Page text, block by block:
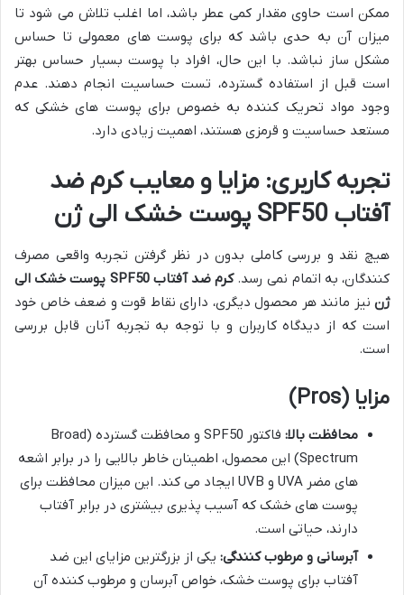
ممکن است حاوی مقدار کمی عطر باشد، اما اغلب تلاش می شود تا
میزان آن به حدی باشد که برای پوست های معمولی تا حساس
مشکل ساز نباشد. با این حال، افراد با پوست بسیار حساس بهتر
است قبل از استفاده گسترده، تست حساسیت انجام دهند. عدم
وجود مواد تحریک کننده به خصوص برای پوست های خشکی که
مستعد حساسیت و قرمزی هستند، اهمیت زیادی دارد.
تجربه کاربری: مزایا و معایب کرم ضد
آفتاب SPF50 پوست خشک الی ژن
هیچ نقد و بررسی کاملی بدون در نظر گرفتن تجربه واقعی مصرف
کنندگان، به اتمام نمی رسد.
کرم ضد آفتاب SPF50 پوست خشک الی
ژن نیز مانند هر محصول دیگری، دارای نقاط قوت و ضعف خاص خود
است که از دیدگاه کاربران و با توجه به تجربه آنان قابل بررسی
است.
مزایا (Pros)
محافظت بالا:
فاکتور SPF50 و محافظت گسترده (Broad
Spectrum) این محصول، اطمینان خاطر بالایی را در برابر اشعه
های مضر UVA و UVB ایجاد می کند. این میزان محافظت برای
پوست های خشک که آسیب پذیری بیشتری در برابر آفتاب
دارند، حیاتی است.
آبرسانی و مرطوب کنندگی: یکی از بزرگترین مزایای این ضد
آفتاب برای پوست خشک، خواص آبرسان و مرطوب کننده آن